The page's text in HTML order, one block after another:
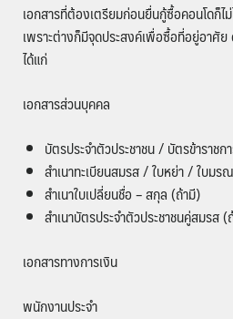
เอกสารที่ต้องเตรียมก่อนยื่นกู้ซื้อคอนโดก็
เพราะต่างก็มีจุดประสงค์เพื่อซื้อที่อยู่อาศั
ได้แก่
เอกสารส่วนบุคคล
บัตรประจำตัวประชาชน / บัตรข้าราช
สำเนาทะเบียนสมรส / ใบหย่า / ใบม
สำเนาใบเปลี่ยนชื่อ – สกุล (ถ้ามี)
สำเนาบัตรประจำตัวประชาชนคู่สมรส
เอกสารทางการเงิน
พนักงานประจำ